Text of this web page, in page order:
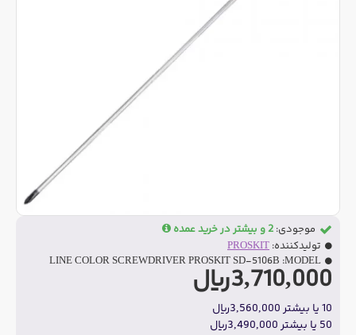
3,710,000ریال
10 یا بیشتر 3,560,000ریال
50 یا بیشتر 3,490,000ریال
موجودی: 2 و بیشتر در خرید عمده
تولیدکننده: PROSKIT
MODEL:
LINE COLOR SCREWDRIVER PROSKIT SD-5106B